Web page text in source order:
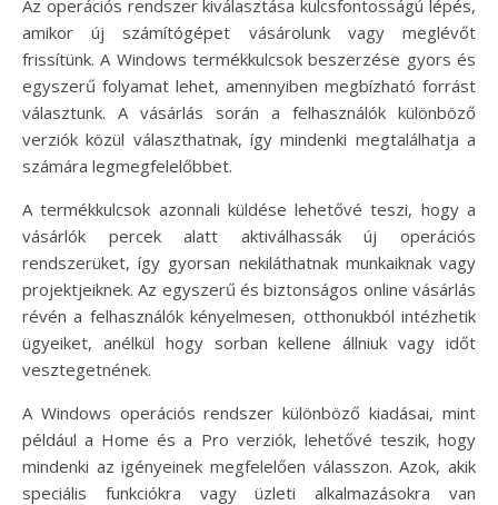
Az operációs rendszer kiválasztása kulcsfontosságú lépés,
amikor új számítógépet vásárolunk vagy meglévőt
frissítünk. A Windows termékkulcsok beszerzése gyors és
egyszerű folyamat lehet, amennyiben megbízható forrást
választunk. A vásárlás során a felhasználók különböző
verziók közül választhatnak, így mindenki megtalálhatja a
számára legmegfelelőbbet.
A termékkulcsok azonnali küldése lehetővé teszi, hogy a
vásárlók percek alatt aktiválhassák új operációs
rendszerüket, így gyorsan nekiláthatnak munkaiknak vagy
projektjeiknek. Az egyszerű és biztonságos online vásárlás
révén a felhasználók kényelmesen, otthonukból intézhetik
ügyeiket, anélkül hogy sorban kellene állniuk vagy időt
vesztegetnének.
A Windows operációs rendszer különböző kiadásai, mint
például a Home és a Pro verziók, lehetővé teszik, hogy
mindenki az igényeinek megfelelően válasszon. Azok, akik
speciális funkciókra vagy üzleti alkalmazásokra van